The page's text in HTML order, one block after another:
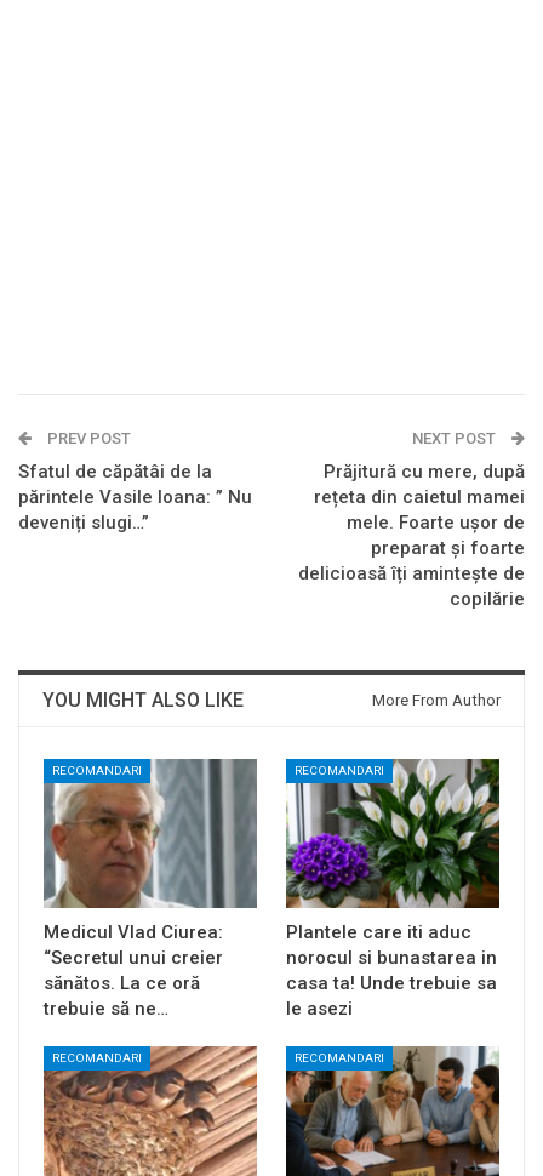
PREV POST
Sfatul de căpătâi de la
părintele Vasile Ioana: ” Nu
deveniți slugi…”
NEXT POST
Prăjitură cu mere, după
rețeta din caietul mamei
mele. Foarte ușor de
preparat și foarte
delicioasă îți amintește de
copilărie
YOU MIGHT ALSO LIKE More From Author
RECOMANDARI
Medicul Vlad Ciurea:
“Secretul unui creier
sănătos. La ce oră
trebuie să ne…
RECOMANDARI
Plantele care iti aduc
norocul si bunastarea in
casa ta! Unde trebuie sa
le asezi
RECOMANDARI RECOMANDARI